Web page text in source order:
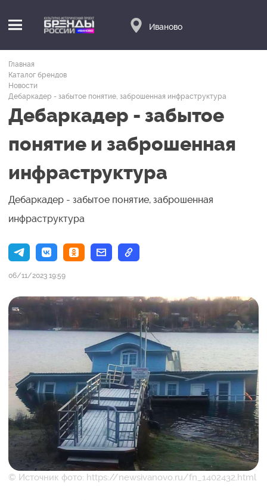
Иваново
Главная
Каталог брендов
Новости
Дебаркадер - забытое понятие, заброшенная инфраструктура
Дебаркадер - забытое
понятие и заброшенная
инфраструктура
Дебаркадер - забытое понятие, заброшенная
инфраструктура
06/11/2023 19:59
© Источник фото: https://newsivanovo.ru/fn_1402432.html